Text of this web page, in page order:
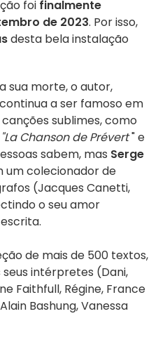
foi finalmente
de 2023. Por isso,
desta bela instalação
sua morte, o autor,
a ser famoso em
sublimes, como
"La Chanson de Prévert" e
sabem, mas Serge
um colecionador de
(Jacques Canetti,
o seu amor
de mais de 500 textos,
intérpretes (Dani,
Faithfull, Régine, France
Bashung, Vanessa